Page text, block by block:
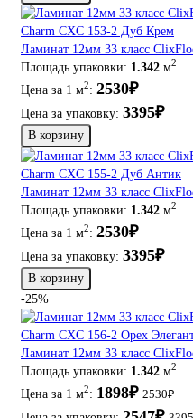
Ламинат 12мм 33 класс
Площадь упаковки: 1.342 м2
Цена за 1 м2: 2530₽
Цена за упаковку: 3395₽
В корзину
Ламинат 12мм 33 класс
Площадь упаковки: 1.342 м2
Цена за 1 м2: 2530₽
Цена за упаковку: 3395₽
В корзину
-25%
Ламинат 12мм 33 класс
Площадь упаковки: 1.342 м2
Цена за 1 м2: 1898₽ 2530₽